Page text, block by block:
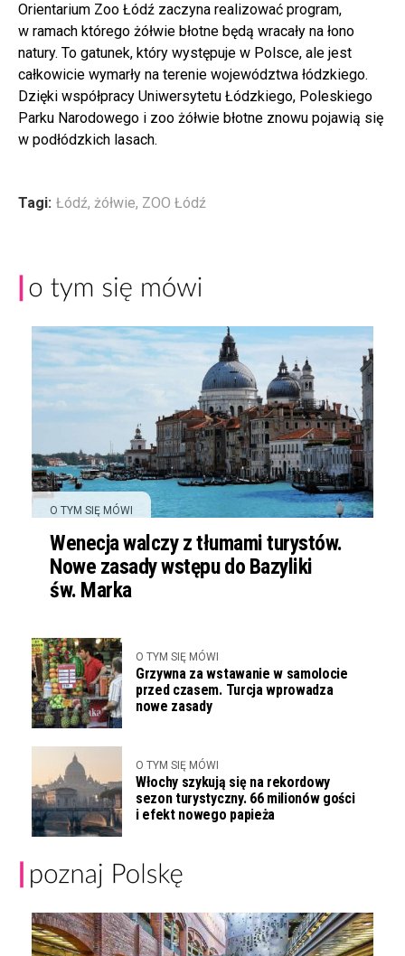
Orientarium Zoo Łódź zaczyna realizować program,
w ramach którego żółwie błotne będą wracały na łono
natury. To gatunek, który występuje w Polsce, ale jest
całkowicie wymarły na terenie województwa łódzkiego.
Dzięki współpracy Uniwersytetu Łódzkiego, Poleskiego
Parku Narodowego i zoo żółwie błotne znowu pojawią się
w podłódzkich lasach.
Tagi: Łódź, żółwie, ZOO Łódź
O TYM SIĘ MÓWI
Wenecja walczy z tłumami turystów.
Nowe zasady wstępu do Bazyliki
św. Marka
O TYM SIĘ MÓWI
Grzywna za wstawanie w samolocie
przed czasem. Turcja wprowadza
nowe zasady
O TYM SIĘ MÓWI
Włochy szykują się na rekordowy
sezon turystyczny. 66 milionów gości
i efekt nowego papieża